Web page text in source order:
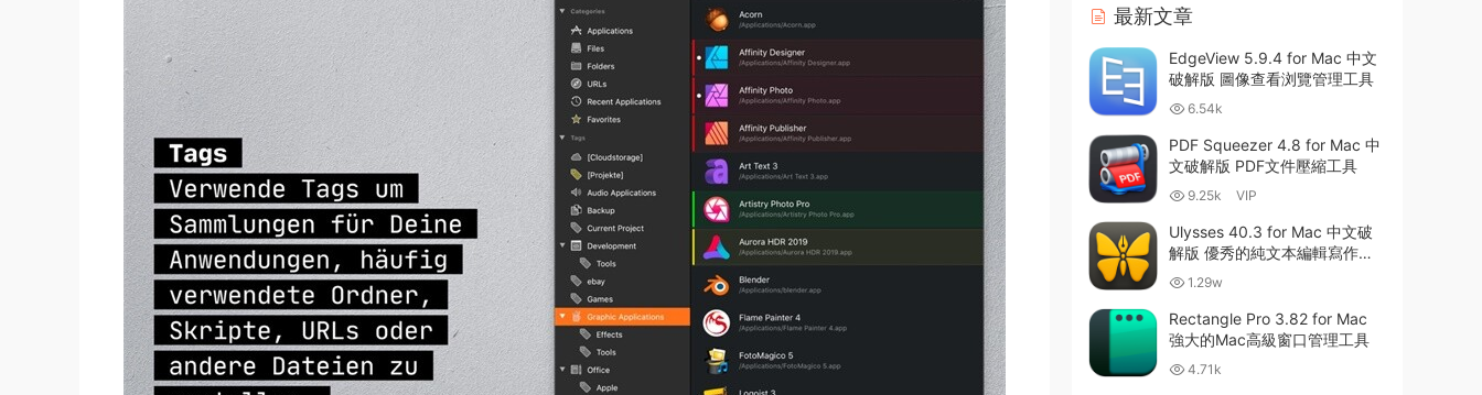
最新文章
EdgeView 5.9.4 for Mac 中文
破解版 圖像查看浏覽管理工具
6.54k
PDF Squeezer 4.8 for Mac 中
文破解版 PDF文件壓縮工具
9.25k VIP
Ulysses 40.3 for Mac 中文破
解版 優秀的純文本編輯寫作軟
件 1.29w
Rectangle Pro 3.82 for Mac
強大的Mac高級窗口管理工具
4.71k